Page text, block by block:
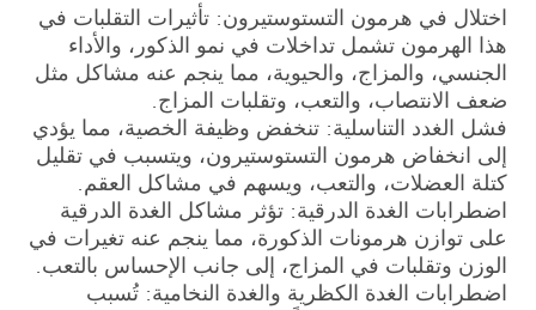
اختلال في هرمون التستوستيرون: تأثيرات التقلبات في
هذا الهرمون تشمل تداخلات في نمو الذكور، والأداء
الجنسي، والمزاج، والحيوية، مما ينجم عنه مشاكل مثل
ضعف الانتصاب، والتعب، وتقلبات المزاج.
فشل الغدد التناسلية: تنخفض وظيفة الخصية، مما يؤدي
إلى انخفاض هرمون التستوستيرون، ويتسبب في تقليل
كتلة العضلات، والتعب، ويسهم في مشاكل العقم.
اضطرابات الغدة الدرقية: تؤثر مشاكل الغدة الدرقية
على توازن هرمونات الذكورة، مما ينجم عنه تغيرات في
الوزن وتقلبات في المزاج، إلى جانب الإحساس بالتعب.
اضطرابات الغدة الكظرية والغدة النخامية: تُسبب